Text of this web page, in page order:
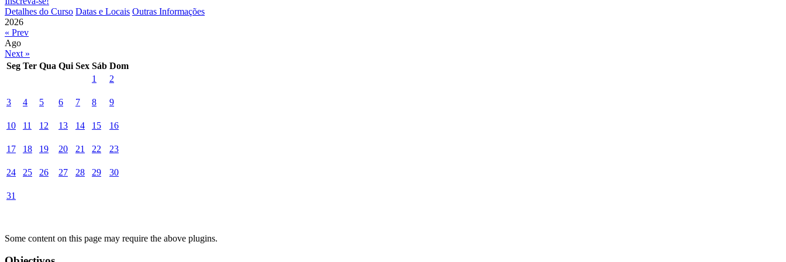
Detalhes do Curso Datas e Locais Outras Informações
2026
« Prev
Ago
Next »
Seg Ter Qua Qui Sex Sáb Dom
1
2
3 4 5 6 7 8 9
10 11 12 13 14 15 16
17 18 19 20 21 22 23
24 25 26 27 28 29 30
31
Some content on this page may require the above plugins.